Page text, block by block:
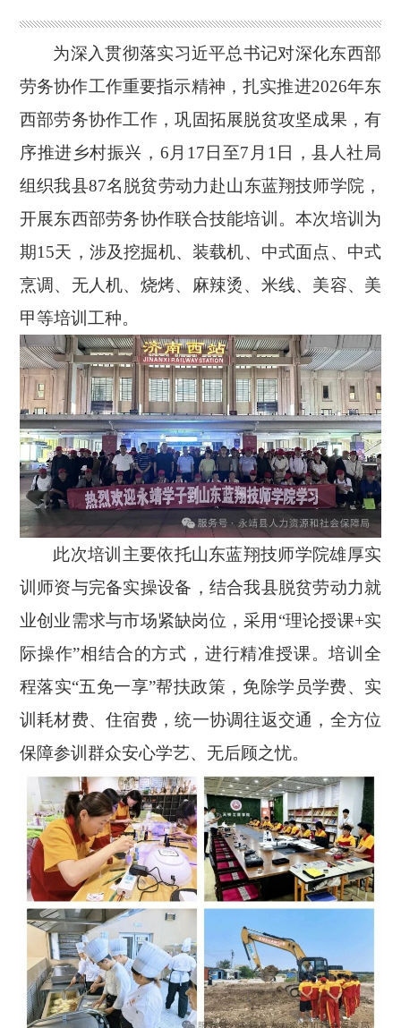
为深入贯彻落实习近平总书记对深化东西部
劳务协作工作重要指示精神，扎实推进2026年东
西部劳务协作工作，巩固拓展脱贫攻坚成果，有
序推进乡村振兴，6月17日至7月1日，县人社局
组织我县87名脱贫劳动力赴山东蓝翔技师学院，
开展东西部劳务协作联合技能培训。本次培训为
期15天，涉及挖掘机、装载机、中式面点、中式
烹调、无人机、烧烤、麻辣烫、米线、美容、美
甲等培训工种。
此次培训主要依托山东蓝翔技师学院雄厚实
训师资与完备实操设备，结合我县脱贫劳动力就
业创业需求与市场紧缺岗位，采用 “理论授课+实
际操作”相结合的方式，进行精准授课。培训全
程落实“五免一享”帮扶政策，免除学员学费、实
训耗材费、住宿费，统一协调往返交通，全方位
保障参训群众安心学艺、无后顾之忧。